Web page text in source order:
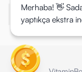
Merhaba! 👋
yaptıkça ekstra